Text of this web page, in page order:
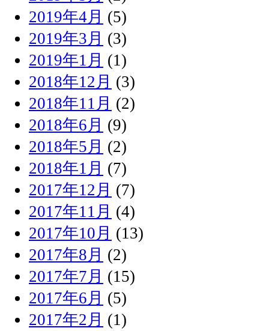
2019年4月 (5)
2019年3月 (3)
2019年1月 (1)
2018年12月 (3)
2018年11月 (2)
2018年6月 (9)
2018年5月 (2)
2018年1月 (7)
2017年12月 (7)
2017年11月 (4)
2017年10月 (13)
2017年8月 (2)
2017年7月 (15)
2017年6月 (5)
2017年2月 (1)